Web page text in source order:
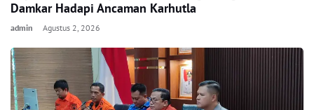
Damkar Hadapi Ancaman Karhutla
admin Agustus 2, 2026